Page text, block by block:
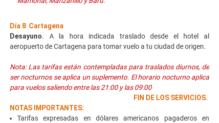
Día 8 Cartagena
Desayuno. A la hora indicada traslado desde el hotel al
aeropuerto de Cartagena para tomar vuelo a tu ciudad de origen.
Nota: Las tarifas están contempladas para traslados diurnos, de
ser nocturnos se aplica un suplemento. El horario nocturno aplica
para vuelos saliendo entre las 21:00 y las 09:00
FIN DE LOS SERVICIOS.
NOTAS IMPORTANTES:
Tarifas expresadas en dólares americanos pagaderos en